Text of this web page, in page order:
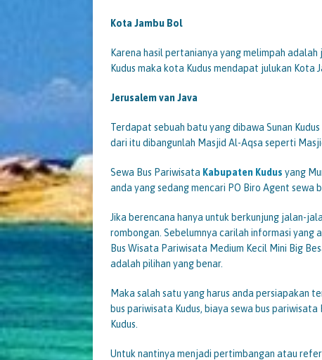
Kota Jambu Bol
Karena hasil pertanianya yang melimpah
Kudus maka kota Kudus mendapat julukan Kota
Jerusalem van Java
Terdapat sebuah batu yang dibawa Sunan
dari itu dibangunlah Masjid Al-Aqsa seperti
Sewa Bus Pariwisata Kabupaten Kudus yang
anda yang sedang mencari PO Biro Agent sewa
Jika berencana hanya untuk berkunjung jalan-
rombongan. Sebelumnya carilah informasi
Bus Wisata Pariwisata Medium Kecil Mini Big
adalah pilihan yang benar.
Maka salah satu yang harus anda persiapakan
bus pariwisata Kudus, biaya sewa bus
Kudus.
Untuk nantinya menjadi pertimbangan atau